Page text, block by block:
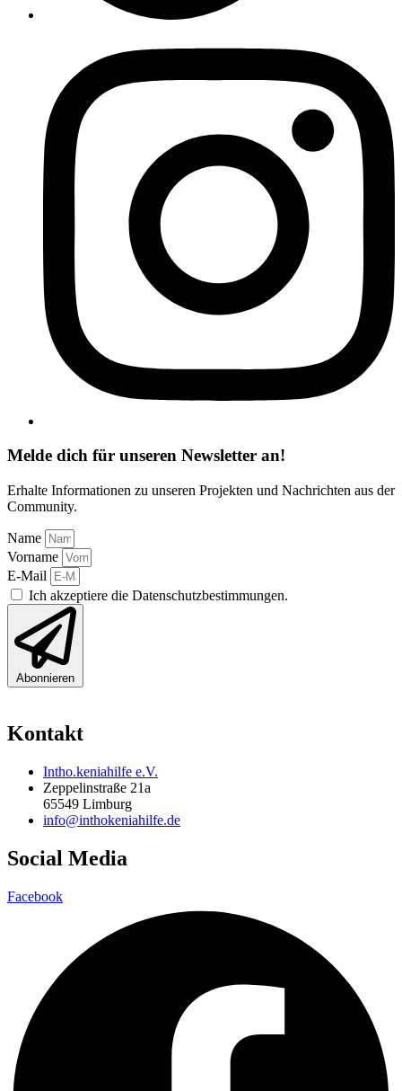
Melde dich für unseren Newsletter an!
Erhalte Informationen zu unseren Projekten und Nachrichten aus der
Community.
Name
Vorname
E-Mail
Ich akzeptiere die Datenschutzbestimmungen.
Abonnieren
Kontakt
Intho.keniahilfe e.V.
Zeppelinstraße 21a
65549 Limburg
info@inthokeniahilfe.de
Social Media
Facebook